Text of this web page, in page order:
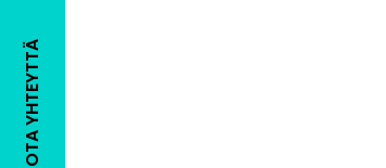
OTA YHTEYTTÄ